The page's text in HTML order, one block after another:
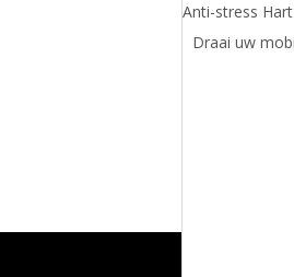
Anti-stress
Draai uw